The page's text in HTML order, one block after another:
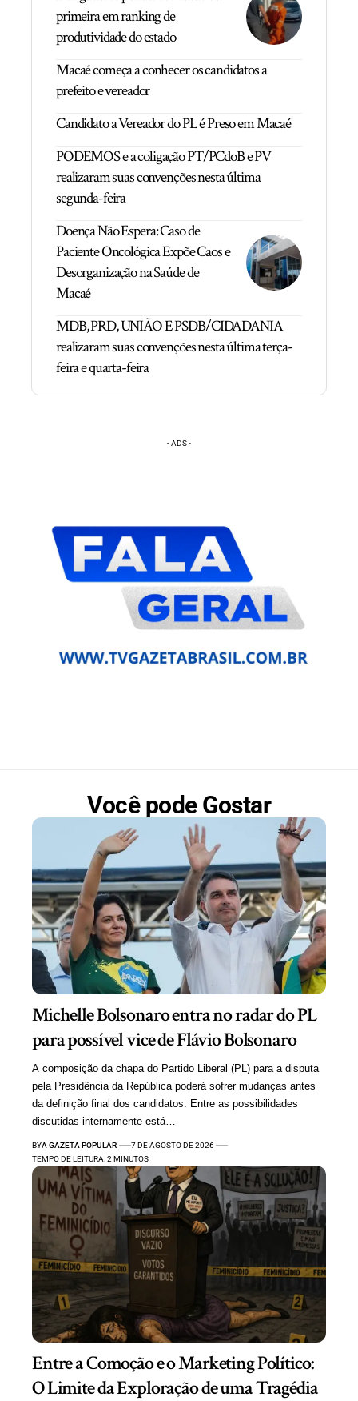
primeira em ranking de
produtividade do estado
Macaé começa a conhecer os candidatos a
prefeito e vereador
Candidato a Vereador do PL é Preso em Macaé
PODEMOS e a coligação PT/PCdoB e PV
realizaram suas convenções nesta última
segunda-feira
Doença Não Espera: Caso de
Paciente Oncológica Expõe Caos e
Desorganização na Saúde de
Macaé
MDB, PRD, UNIÃO E PSDB/CIDADANIA
realizaram suas convenções nesta última terça-
feira e quarta-feira
- ADS -
Você pode Gostar
Michelle Bolsonaro entra no radar do PL
para possível vice de Flávio Bolsonaro
A composição da chapa do Partido Liberal (PL) para a disputa
pela Presidência da República poderá sofrer mudanças antes
da definição final dos candidatos. Entre as possibilidades
discutidas internamente está…
BYA GAZETA POPULAR
7 DE AGOSTO DE 2026
TEMPO DE LEITURA: 2 MINUTOS
Entre a Comoção e o Marketing Político:
O Limite da Exploração de uma Tragédia